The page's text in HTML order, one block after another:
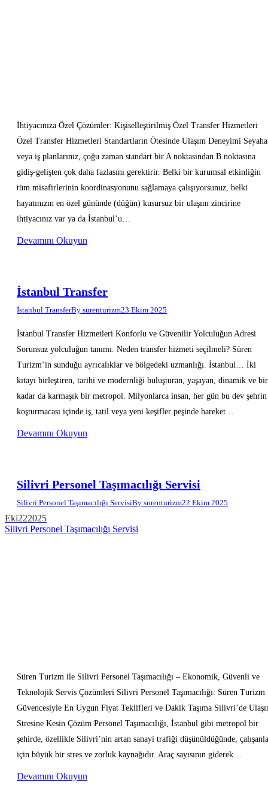
İhtiyacınıza Özel Çözümler: Kişiselleştirilmiş Özel Transfer Hizmetleri
Özel Transfer Hizmetleri Standartların Ötesinde Ulaşım Deneyimi
veya iş planlarınız, çoğu zaman standart bir A noktasından B noktasına
gidiş-gelişten çok daha fazlasını gerektirir. Belki bir kurumsal etkinliğin
tüm misafirlerinin koordinasyonunu sağlamaya çalışıyorsunuz, belki
hayatınızın en özel gününde (düğün) kusursuz bir ulaşım zincirine
ihtiyacınız var ya da İstanbul’u…
Devamını Okuyun
İstanbul Transfer
İstanbul TransferBy surenturizm23 Ekim 2025
İstanbul Transfer Hizmetleri Konforlu ve Güvenilir Yolculuğun Adresi
Sorunsuz yolculuğun tanımı. Neden transfer hizmeti seçilmeli? Süren
Turizm‘in sunduğu ayrıcalıklar ve bölgedeki uzmanlığı. İstanbul… İki
kıtayı birleştiren, tarihi ve modernliği buluşturan, yaşayan, dinamik ve
kadar da karmaşık bir metropol. Milyonlarca insan, her gün bu dev şehrin
koşturmacası içinde iş, tatil veya yeni keşifler peşinde hareket…
Devamını Okuyun
Silivri Personel Taşımacılığı Servisi
Silivri Personel Taşımacılığı ServisiBy surenturizm22 Ekim 2025
Eki222025
Silivri Personel Taşımacılığı Servisi
Süren Turizm ile Silivri Personel Taşımacılığı – Ekonomik, Güvenli ve
Teknolojik Servis Çözümleri Silivri Personel Taşımacılığı: Süren Turizm
Güvencesiyle En Uygun Fiyat Teklifleri ve Dakik Taşıma Silivri’de
Stresine Kesin Çözüm Personel Taşımacılığı, İstanbul gibi metropol bir
şehirde, özellikle Silivri’nin artan sanayi trafiği düşünüldüğünde,
için büyük bir stres ve zorluk kaynağıdır. Araç sayısının giderek…
Devamını Okuyun